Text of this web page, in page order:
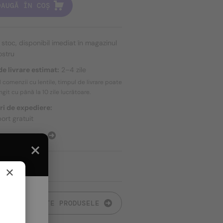
ÎN COȘ
stoc, disponibil imediat în magazinul
livrare estimat: 2–4 zile
comenzii cu lentile, timpul de livrare poate
cu până la
10 zile lucrătoare.
de expediere:
gratuit
EXPEDIERE
TOATE PRODUSELE
×